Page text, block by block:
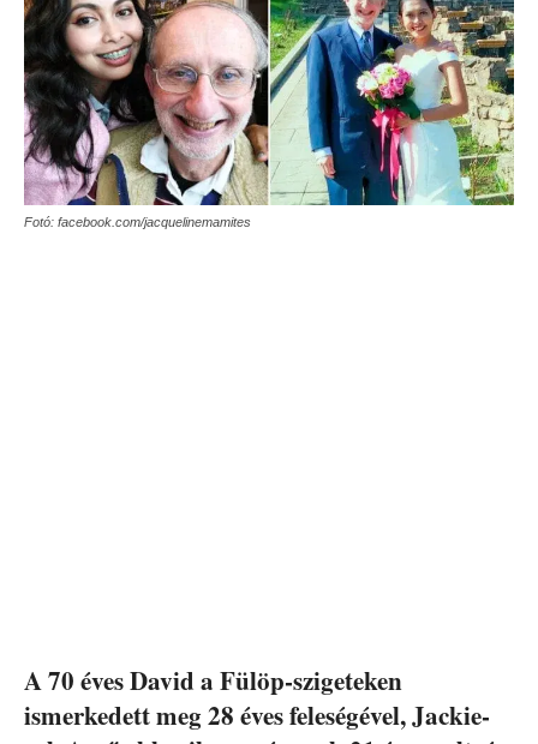
Fotó: facebook.com/jacquelinemamites
A 70 éves David a Fülöp-szigeteken
ismerkedett meg 28 éves feleségével, Jackie-